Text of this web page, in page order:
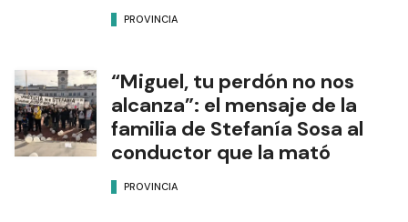
PROVINCIA
“Miguel, tu perdón no nos
alcanza”: el mensaje de la
familia de Stefanía Sosa al
conductor que la mató
PROVINCIA